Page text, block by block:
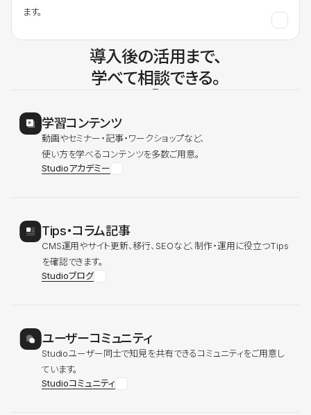
ます。
導入後の活用まで、
学べて相談できる。
学習コンテンツ
動画やセミナー・記事・ワークショップなど、
使い方を学べるコンテンツを多数ご用意。
Studioアカデミー
Tips・コラム記事
CMS運用やサイト更新、移行、SEOなど、制作・運用に役立つTips
を確認できます。
Studioブログ
ユーザーコミュニティ
Studioユーザー同士で知見を共有できるコミュニティをご用意し
ています。
Studioコミュニティ